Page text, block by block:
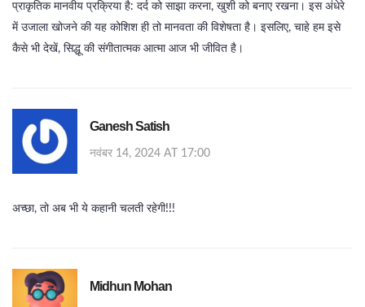
प्राकृतिक मानवीय प्रक्रिया है: दर्द को साझा करना, खुशी को बनाए रखना। इस अंधेरे
में उजाला खोजने की यह कोशिश ही तो मानवता की विशेषता है। इसलिए, चाहे हम इसे
कैसे भी देखें, सिद्धू की संगीतात्मक आत्मा आज भी जीवित है।
Ganesh Satish
नवंबर 14, 2024 AT 17:00
अच्छा, तो अब भी ये कहानी चलती रहेगी!!!
Midhun Mohan